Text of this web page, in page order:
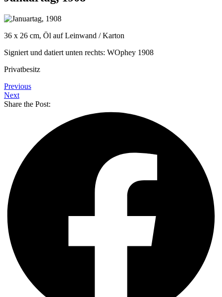
36 x 26 cm, Öl auf Leinwand / Karton
Signiert und datiert unten rechts: WOphey 1908
Privatbesitz
Previous
Next
Share the Post: